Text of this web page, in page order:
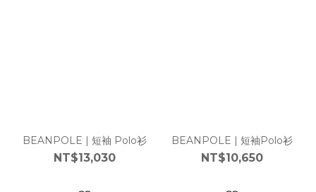
BEANPOLE | 短袖 Polo衫
NT$13,030
BEANPOLE | 短袖Polo衫
NT$10,650